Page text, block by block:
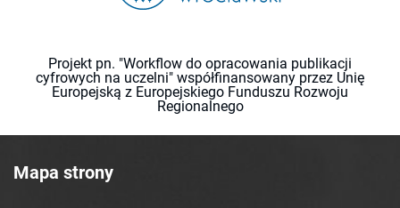
Projekt pn. "Workflow do opracowania publikacji
cyfrowych na uczelni" współfinansowany przez Unię
Europejską z Europejskiego Funduszu Rozwoju
Regionalnego
Mapa strony